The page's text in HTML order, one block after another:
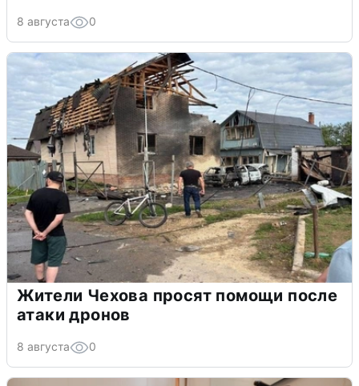
8 августа 0
Жители Чехова просят помощи после
атаки дронов
8 августа 0